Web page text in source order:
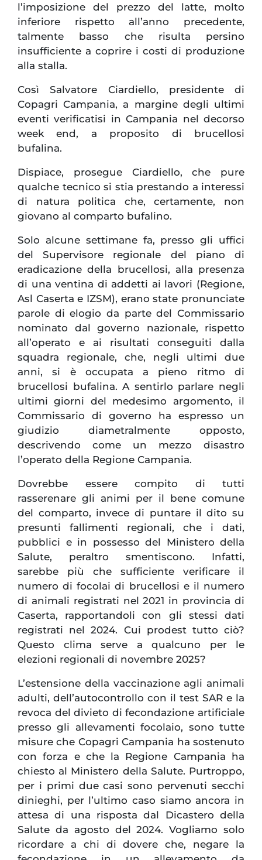
l’imposizione del prezzo del latte, molto
inferiore rispetto all’anno precedente,
talmente basso che risulta persino
insufficiente a coprire i costi di produzione
alla stalla.
Così Salvatore Ciardiello, presidente di
Copagri Campania, a margine degli ultimi
eventi verificatisi in Campania nel decorso
week end, a proposito di brucellosi
bufalina.
Dispiace, prosegue Ciardiello, che pure
qualche tecnico si stia prestando a interessi
di natura politica che, certamente, non
giovano al comparto bufalino.
Solo alcune settimane fa, presso gli uffici
del Supervisore regionale del piano di
eradicazione della brucellosi, alla presenza
di una ventina di addetti ai lavori (Regione,
Asl Caserta e IZSM), erano state pronunciate
parole di elogio da parte del Commissario
nominato dal governo nazionale, rispetto
all’operato e ai risultati conseguiti dalla
squadra regionale, che, negli ultimi due
anni, si è occupata a pieno ritmo di
brucellosi bufalina. A sentirlo parlare negli
ultimi giorni del medesimo argomento, il
Commissario di governo ha espresso un
giudizio diametralmente opposto,
descrivendo come un mezzo disastro
l’operato della Regione Campania.
Dovrebbe essere compito di tutti
rasserenare gli animi per il bene comune
del comparto, invece di puntare il dito su
presunti fallimenti regionali, che i dati,
pubblici e in possesso del Ministero della
Salute, peraltro smentiscono. Infatti,
sarebbe più che sufficiente verificare il
numero di focolai di brucellosi e il numero
di animali registrati nel 2021 in provincia di
Caserta, rapportandoli con gli stessi dati
registrati nel 2024. Cui prodest tutto ciò?
Questo clima serve a qualcuno per le
elezioni regionali di novembre 2025?
L’estensione della vaccinazione agli animali
adulti, dell’autocontrollo con il test SAR e la
revoca del divieto di fecondazione artificiale
presso gli allevamenti focolaio, sono tutte
misure che Copagri Campania ha sostenuto
con forza e che la Regione Campania ha
chiesto al Ministero della Salute. Purtroppo,
per i primi due casi sono pervenuti secchi
dinieghi, per l’ultimo caso siamo ancora in
attesa di una risposta dal Dicastero della
Salute da agosto del 2024. Vogliamo solo
ricordare a chi di dovere che, negare la